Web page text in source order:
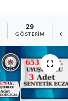
29
GÖSTERIM